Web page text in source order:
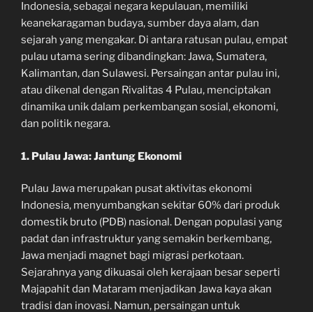
Indonesia, sebagai negara kepulauan, memiliki
keanekaragaman budaya, sumber daya alam, dan
sejarah yang mengakar. Di antara ratusan pulau, empat
pulau utama sering dibandingkan: Jawa, Sumatera,
Kalimantan, dan Sulawesi. Persaingan antar pulau ini,
atau dikenal dengan Rivalitas 4 Pulau, menciptakan
dinamika unik dalam perkembangan sosial, ekonomi,
dan politik negara.
1. Pulau Jawa: Jantung Ekonomi
Pulau Jawa merupakan pusat aktivitas ekonomi
Indonesia, menyumbangkan sekitar 60% dari produk
domestik bruto (PDB) nasional. Dengan populasi yang
padat dan infrastruktur yang semakin berkembang,
Jawa menjadi magnet bagi migrasi perkotaan.
Sejarahnya yang dikuasai oleh kerajaan besar seperti
Majapahit dan Mataram menjadikan Jawa kaya akan
tradisi dan inovasi. Namun, persaingan untuk